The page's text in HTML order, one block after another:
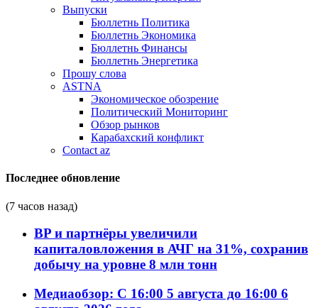
Выпуски
Бюллетнь Политика
Бюллетнь Экономика
Бюллетнь Финансы
Бюллетнь Энергетика
Прошу слова
ASTNA
Экономическое обозрение
Политический Мониторинг
Обзор рынков
Карабахский конфликт
Contact az
Последнее обновление
(7 часов назад)
BP и партнёры увеличили
капиталовложения в АЧГ на 31%, сохранив
добычу на уровне 8 млн тонн
Медиаобзор: С 16:00 5 августа до 16:00 6